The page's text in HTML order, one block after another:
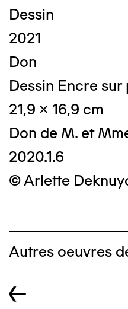
Dessin
2021
Don
Dessin Encre
21,9 x 16,9 cm
Don de M. et
2020.1.6
© Arlette
Autres oeuvres
←